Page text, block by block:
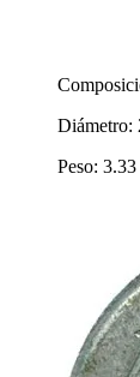
Diámetro:
Peso: 3.33